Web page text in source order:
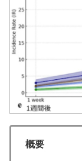
概要